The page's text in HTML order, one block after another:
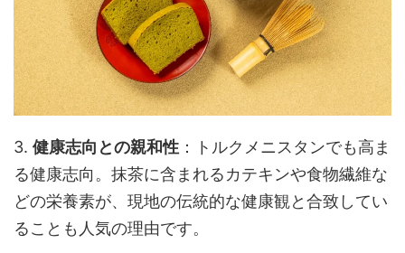
3. 健康志向との親和性 ：トルクメニスタンでも高ま
る健康志向。抹茶に含まれるカテキンや食物繊維な
どの栄養素が、現地の伝統的な健康観と合致してい
ることも人気の理由です。